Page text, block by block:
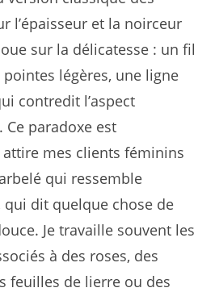
l’épaisseur et la noirceur
sur la délicatesse : un fil
légères, une ligne
contredit l’aspect
paradoxe est
mes clients féminins
qui ressemble
dit quelque chose de
Je travaille souvent les
à des roses, des
feuilles de lierre ou des